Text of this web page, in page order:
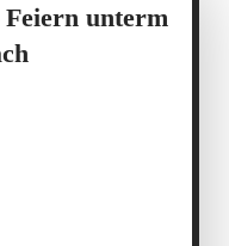
unterm